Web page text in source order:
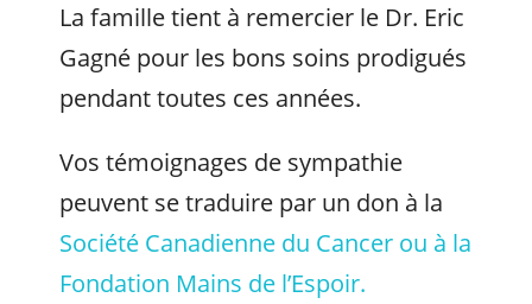
La famille tient à remercier le Dr. Eric
Gagné pour les bons soins prodigués
pendant toutes ces années.
Vos témoignages de sympathie
peuvent se traduire par un don à la
Société Canadienne du Cancer ou à la
Fondation Mains de l’Espoir.